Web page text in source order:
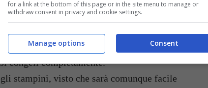
che inizia a formarsi il ghiaccio, inseritevi dei
congeli completamente.
stampini, visto che sarà comunque facile
for a link at the bottom of this page or in the site menu to manage or
withdraw consent in privacy and cookie settings.
Consent
Manage options